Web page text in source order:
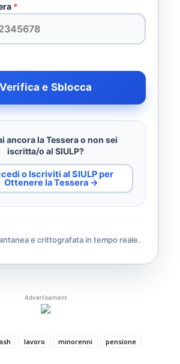
*
Verifica e Sblocca
ancora la Tessera o non sei
iscritta/o al SIULP?
o Iscriviti al SIULP per
Ottenere la Tessera →
e crittografata in tempo reale.
Advertisement
lavoro minorenni
pensione